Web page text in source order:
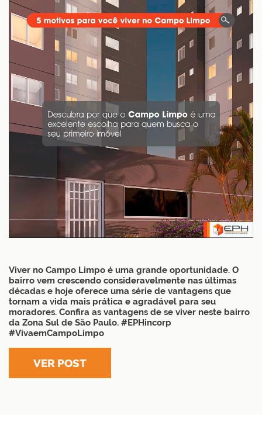
Viver no Campo Limpo é uma grande oportunidade. O
bairro vem crescendo consideravelmente nas últimas
décadas e hoje oferece uma série de vantagens que
tornam a vida mais prática e agradável para seu
moradores. Confira as vantagens de se viver neste bairro
da Zona Sul de São Paulo. #EPHincorp
#VivaemCampoLimpo
VER POST